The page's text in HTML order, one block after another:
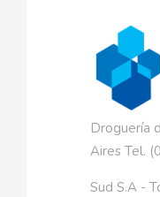
Droguería
Aires Tel.
Sud S.A -